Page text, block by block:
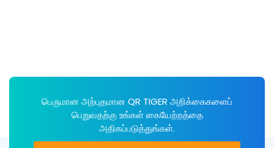
பெருமான அற்புதமான QR TIGER அறிக்கைகளைப்
பெறுவதற்கு உங்கள் கையேற்றத்தை
அதிகப்படுத்துங்கள்.